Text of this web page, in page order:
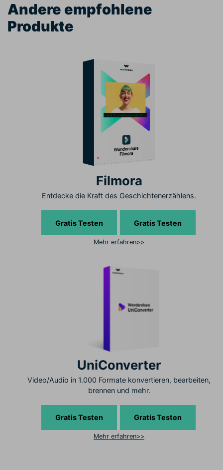
Andere empfohlene
Produkte
Filmora
Entdecke die Kraft des Geschichtenerzählens.
Gratis Testen Gratis Testen
Mehr erfahren>>
UniConverter
Video/Audio in 1.000 Formate konvertieren, bearbeiten,
brennen und mehr.
Gratis Testen Gratis Testen
Mehr erfahren>>